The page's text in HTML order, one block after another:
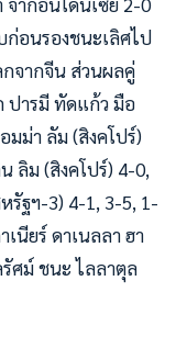
ก่อนรองชนะเลิศไป
จากจีน ส่วนผลคู่
ปารมี ทัดแก้ว มือ
มม่า ลัม (สิงคโปร์)
ลิม (สิงคโปร์) 4-0,
ฐฯ-3) 4-1, 3-5, 1-
นียร์ ดาเนลลา ฮา
ศม์ ชนะ ไลลาตุล